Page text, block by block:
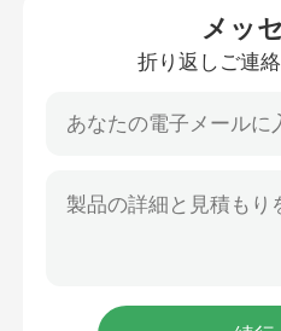
Windowsサーバー2022年
メッ
折り返しご連